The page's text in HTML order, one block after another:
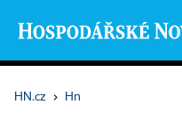
HN.cz › Hn